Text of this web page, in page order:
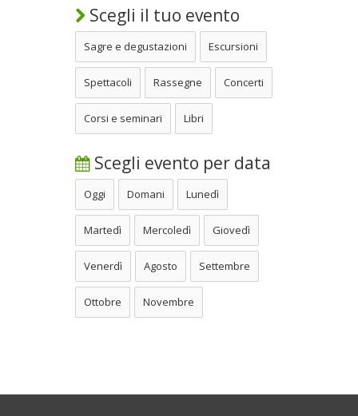
Scegli il tuo evento
Sagre e degustazioni Escursioni
Spettacoli Rassegne Concerti
Corsi e seminari Libri
Scegli evento per data
Oggi Domani Lunedì
Martedì Mercoledì Giovedì
Venerdì Agosto Settembre
Ottobre Novembre